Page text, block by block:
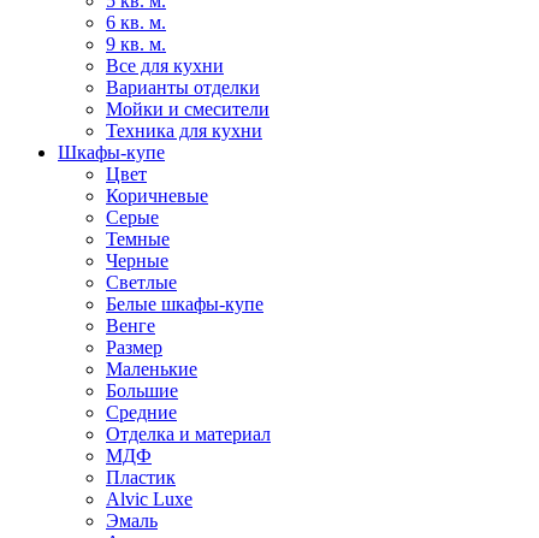
6 кв. м.
9 кв. м.
Все для кухни
Варианты отделки
Мойки и смесители
Техника для кухни
Шкафы-купе
Цвет
Коричневые
Серые
Темные
Черные
Светлые
Белые шкафы-купе
Венге
Размер
Маленькие
Большие
Средние
Отделка и материал
МДФ
Пластик
Alvic Luxe
Эмаль